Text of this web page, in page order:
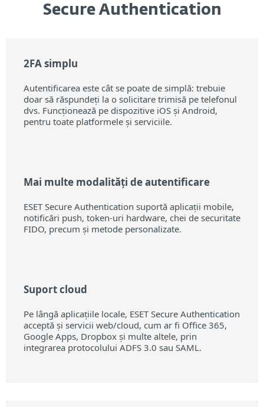
Secure Authentication
2FA simplu
Autentificarea este cât se poate de simplă: trebuie
doar să răspundeți la o solicitare trimisă pe telefonul
dvs. Funcționează pe dispozitive iOS și Android,
pentru toate platformele și serviciile.
Mai multe modalități de autentificare
ESET Secure Authentication suportă aplicații mobile,
notificări push, token-uri hardware, chei de securitate
FIDO, precum și metode personalizate.
Suport cloud
Pe lângă aplicațiile locale, ESET Secure Authentication
acceptă și servicii web/cloud, cum ar fi Office 365,
Google Apps, Dropbox și multe altele, prin
integrarea protocolului ADFS 3.0 sau SAML.